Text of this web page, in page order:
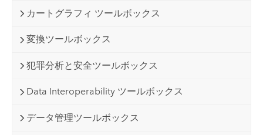
カートグラフィ ツールボックス
変換ツールボックス
犯罪分析と安全ツールボックス
Data Interoperability ツールボックス
データ管理ツールボックス